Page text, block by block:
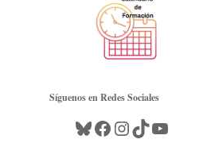
Síguenos en Redes Sociales
Bluesky
Facebook
Instagram
TikTokYouTube